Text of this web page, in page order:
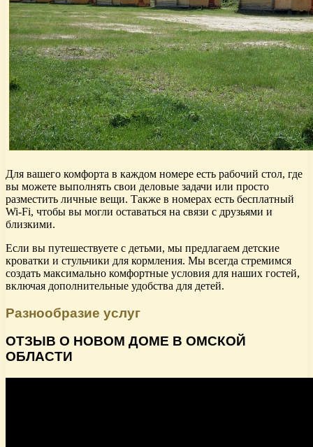
Для вашего комфорта в каждом номере есть рабочий стол, где
вы можете выполнять свои деловые задачи или просто
разместить личные вещи. Также в номерах есть бесплатный
Wi-Fi, чтобы вы могли оставаться на связи с друзьями и
близкими.
Если вы путешествуете с детьми, мы предлагаем детские
кроватки и стульчики для кормления. Мы всегда стремимся
создать максимально комфортные условия для наших гостей,
включая дополнительные удобства для детей.
Разнообразие услуг
ОТЗЫВ О НОВОМ ДОМЕ В ОМСКОЙ
ОБЛАСТИ